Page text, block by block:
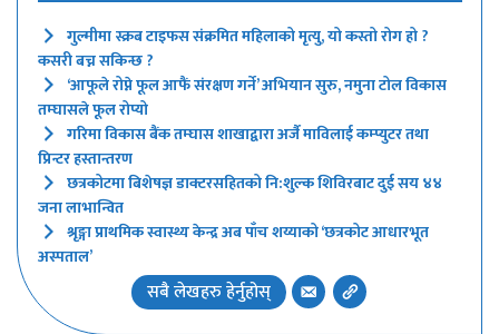
गुल्मीमा स्क्रब टाइफस संक्रमित महिलाको मृत्यु, यो कस्तो रोग हो ?
कसरी बच्न सकिन्छ ?
‘आफूले रोप्ने फूल आफैं संरक्षण गर्ने’ अभियान सुरु, नमुना टोल विकास
तम्घासले फूल रोप्यो
गरिमा विकास बैंक तम्घास शाखाद्वारा अर्जै माविलाई कम्प्युटर तथा
प्रिन्टर हस्तान्तरण
छत्रकोटमा बिशेषज्ञ डाक्टरसहितको नि:शुल्क शिविरबाट दुई सय ४४
जना लाभान्वित
श्रृङ्गा प्राथमिक स्वास्थ्य केन्द्र अब पाँच शय्याको ‘छत्रकोट आधारभूत
अस्पताल’
सबै लेखहरु हेर्नुहोस्